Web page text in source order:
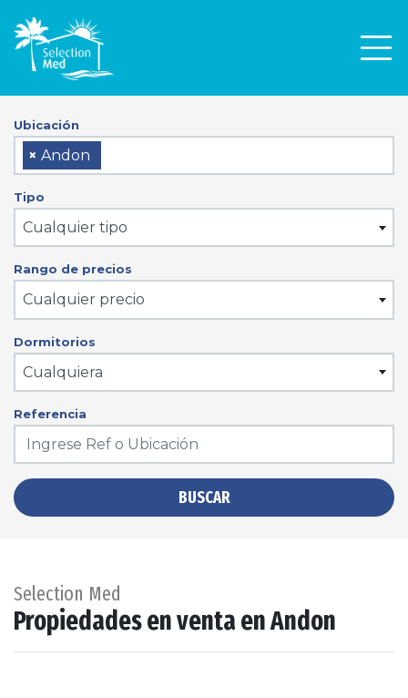
Ubicación
× Andon
Tipo
Cualquier tipo
Rango de precios
Cualquier precio
Dormitorios
Cualquiera
Referencia
BUSCAR
Selection Med
Propiedades en venta en Andon